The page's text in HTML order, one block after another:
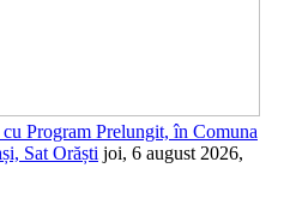
Program Prelungit, în Comuna
Sat Orăști joi, 6 august 2026,